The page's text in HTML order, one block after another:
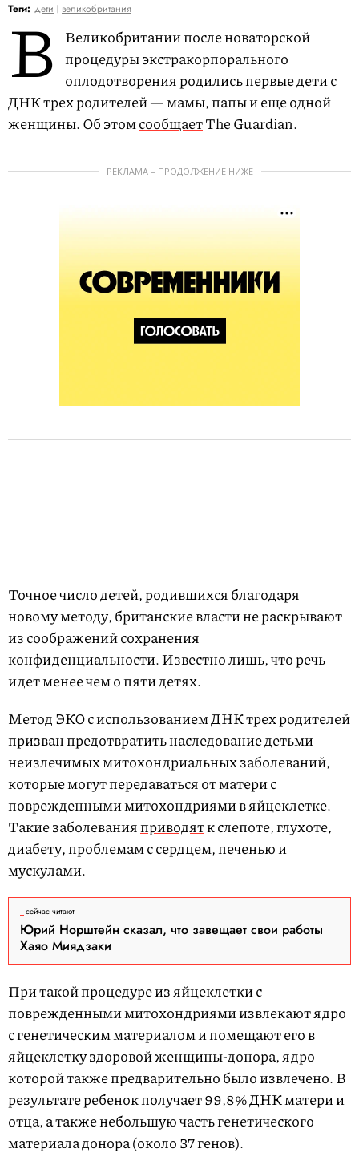
Теги: дети великобритания
В
Великобритании после новаторской
процедуры экстракорпорального
оплодотворения родились первые дети с
ДНК трех родителей — мамы, папы и еще одной
женщины. Об этомсообщаетThe Guardian.
РЕКЛАМА – ПРОДОЛЖЕНИЕ НИЖЕ
Точное число детей, родившихся благодаря
новому методу, британские власти не раскрывают
из соображений сохранения
конфиденциальности. Известно лишь, что речь
идет менее чем о пяти детях.
Метод ЭКО с использованием ДНК трех родителей
призван предотвратить наследование детьми
неизлечимых митохондриальных заболеваний,
которые могут передаваться от матери с
поврежденными митохондриями в яйцеклетке.
Такие заболеванияприводятк слепоте, глухоте,
диабету, проблемам с сердцем, печенью и
мускулами.
сейчас читают
Юрий Норштейн сказал, что завещает свои работы
Хаяо Миядзаки
При такой процедуре из яйцеклетки с
поврежденными митохондриями извлекают ядро
с генетическим материалом и помещают его в
яйцеклетку здоровой женщины-донора, ядро
которой также предварительно было извлечено. В
результате ребенок получает 99,8% ДНК матери и
отца, а также небольшую часть генетического
материала донора (около 37 генов).